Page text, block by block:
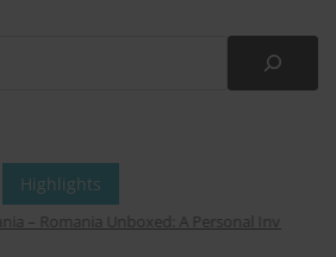
Highlights
– Romania Unboxed: A Personal Invitation